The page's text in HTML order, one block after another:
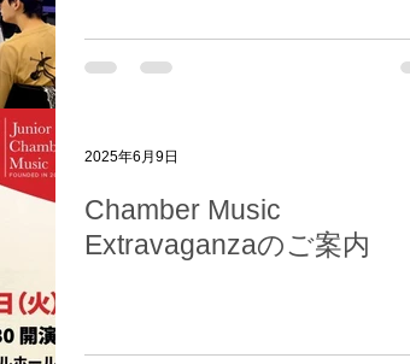
Chamber Music
Extravaganzaのご案内
2025年6月9日